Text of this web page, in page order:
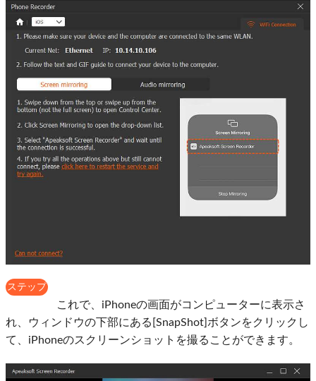
ステップ
これで、iPhoneの画面がコンピューターに表示さ
れ、ウィンドウの下部にある[SnapShot]ボタンをクリックし
て、iPhoneのスクリーンショットを撮ることができます。